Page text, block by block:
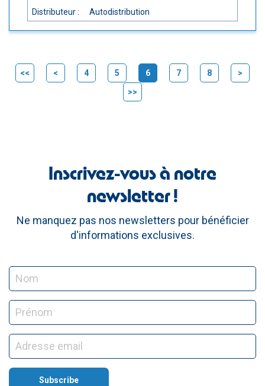
Distributeur :
Autodistribution
<< < 4 5 6(current)7 8
>
>>
Inscrivez-vous à notre
newsletter !
Ne manquez pas nos newsletters pour bénéficier
d'informations exclusives.